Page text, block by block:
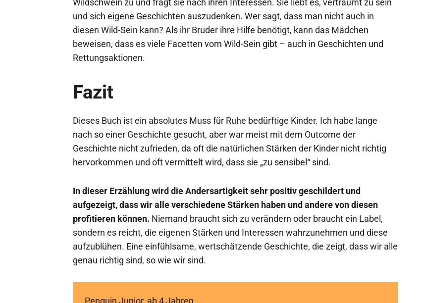
Wildschwein zu und fragt sie nach ihren Interessen. Sie liebt es, verträumt zu sein
und sich eigene Geschichten auszudenken. Wer sagt, dass man nicht auch in
diesen Wild-Sein kann? Als ihr Bruder ihre Hilfe benötigt, kann das Mädchen
beweisen, dass es viele Facetten vom Wild-Sein gibt – auch in Geschichten und
Rettungsaktionen.
Fazit
Dieses Buch ist ein absolutes Muss für Ruhe bedürftige Kinder. Ich habe lange
nach so einer Geschichte gesucht, aber war meist mit dem Outcome der
Geschichte nicht zufrieden, da oft die natürlichen Stärken der Kinder nicht richtig
hervorkommen und oft vermittelt wird, dass sie „zu sensibel“ sind.
In dieser Erzählung wird die Andersartigkeit sehr positiv geschildert und
aufgezeigt, dass wir alle verschiedene Stärken haben und andere von diesen
profitieren können. Niemand braucht sich zu verändern oder braucht ein Label,
sondern es reicht, die eigenen Stärken und Interessen wahrzunehmen und diese
aufzublühen. Eine einfühlsame, wertschätzende Geschichte, die zeigt, dass wir alle
genau richtig sind, so wie wir sind.